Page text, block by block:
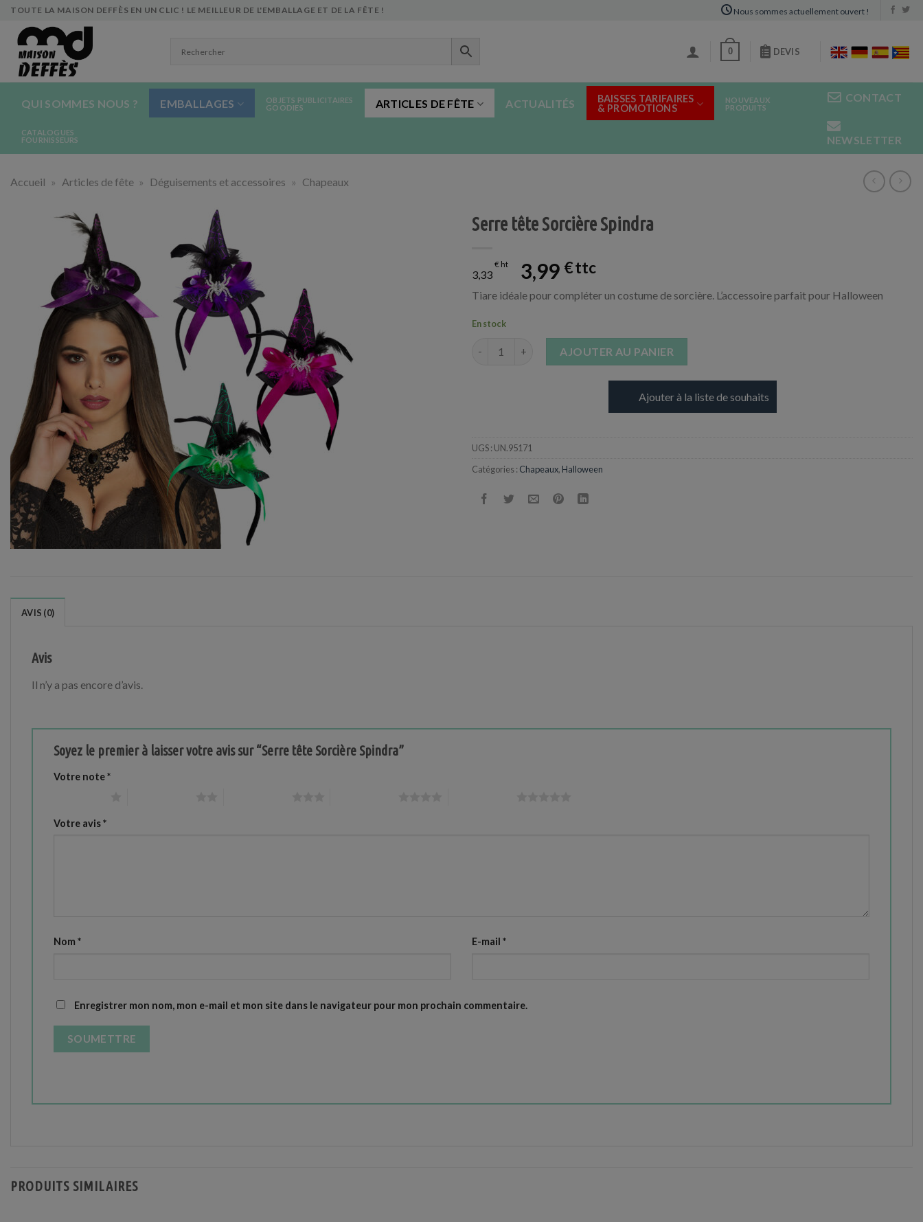
Skip
content
TOUTE LA MAISON DEFFÈS EN UN CLIC ! LE MEILLEUR DE L'EMBALLAGE ET DE LA FÊTE ! Nous sommes actuellement ouvert !
0 DEVIS
QUI SOMMES NOUS ? EMBALLAGES
OBJETS PUBLICITAIRES
GOODIES
ARTICLES DE FÊTE ACTUALITÉS
BAISSES TARIFAIRES
& PROMOTIONS
NOUVEAUX
PRODUITS
CATALOGUES
FOURNISSEURS
CONTACT
NEWSLETTER
Accueil » Articles de fête » Déguisements et accessoires » Chapeaux
Serre tête Sorcière Spindra
3,33
€ 3,99 €
Tiare idéale pour compléter un costume de sorcière. L’accessoire parfait pour Halloween
En stock
AJOUTER AU PANIER
Ajouter à la liste de souhaits
UGS : UN.95171
Catégories : Chapeaux, Halloween
AVIS (0)
Avis
Il n’y a pas encore d’avis.
Soyez le premier à laisser votre avis sur “Serre tête Sorcière Spindra”
Votre note*
Votre avis*
Nom * E-mail *
Enregistrer mon nom, mon e-mail et mon site dans le navigateur pour mon prochain commentaire.
PRODUITS SIMILAIRES